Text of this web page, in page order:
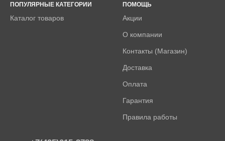
ПОПУЛЯРНЫЕ КАТЕГОРИИ
Каталог товаров
ПОМОЩЬ
Акции
О компании
Контакты (Магазин)
Доставка
Оплата
Гарантия
Правила работы